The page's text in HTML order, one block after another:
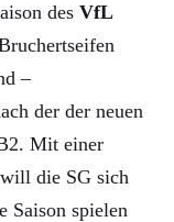
des VfL
–
der der neuen
Mit einer
die SG sich
Saison spielen